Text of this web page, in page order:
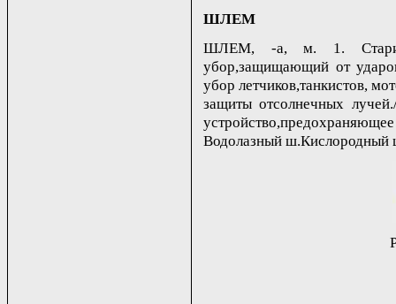
ШЛЕМ
ШЛЕМ, -а, м. 1.
убор,защищающий от
убор летчиков,танкистов,
защиты отсолнечных
Водолазный ш.Кислородный